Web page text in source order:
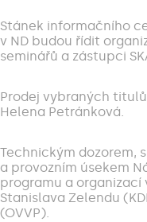
Stánek informačního
v ND budou řídit
seminářů a zástupci
Prodej vybraných
Helena Petránková.
Technickým dozorem,
a provozním úsekem
programu a organizací
Stanislava Zelendu
(OVVP).